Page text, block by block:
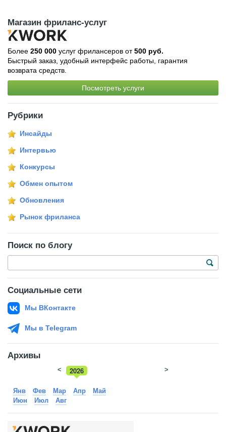
Магазин фриланс-услуг
Более 250 000 услуг фрилансеров от500 руб.
Быстрый заказ, удобный интерфейс работы, гарантия
возврата средств.
Посмотреть услуги
Рубрики
Инсайды
Интервью
Конкурсы
Обмен опытом
Обновления
Рынок фриланса
Поиск по блогу
Социальные сети
Мы ВКонтакте
Мы в Telegram
Архивы
2026
2025
< >
Янв Фев Мар Апр
Май
Июн
Июл Авг